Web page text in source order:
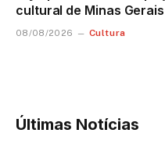
cultural de Minas Gerais
08/08/2026 Cultura
Últimas Notícias